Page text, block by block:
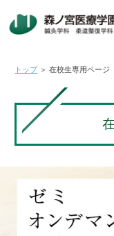
高校生の方へ
トップ＞在校生専用ページ